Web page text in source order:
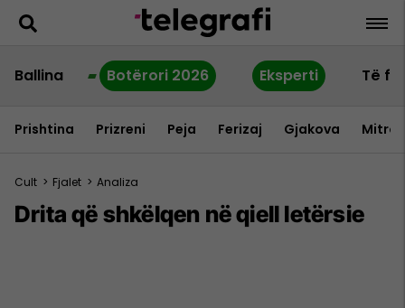
Ballina Botërori 2026 Eksperti Të
Prishtina Prizreni Peja Ferizaj Gjakova
Cult > Fjalet > Analiza
Drita që shkëlqen në qiell letërsie